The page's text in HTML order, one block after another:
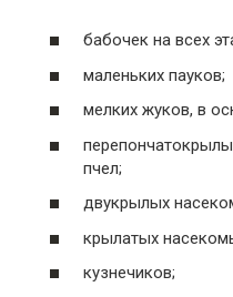
бабочек на всех
маленьких пауков;
мелких жуков, в
пчел;
двукрылых
крылатых
кузнечиков;